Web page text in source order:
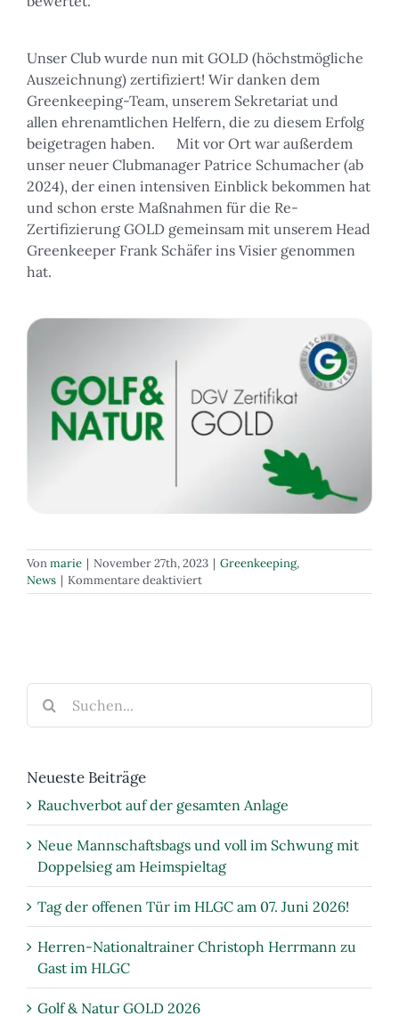
Unser Club wurde nun mit GOLD (höchstmögliche
Auszeichnung) zertifiziert! Wir danken dem
Greenkeeping-Team, unserem Sekretariat und
allen ehrenamtlichen Helfern, die zu diesem Erfolg
beigetragen haben. Mit vor Ort war außerdem
unser neuer Clubmanager Patrice Schumacher (ab
2024), der einen intensiven Einblick bekommen hat
und schon erste Maßnahmen für die Re-
Zertifizierung GOLD gemeinsam mit unserem Head
Greenkeeper Frank Schäfer ins Visier genommen
hat.
Vonmarie | November 27th, 2023 | Greenkeeping,
News | Kommentare deaktiviertfür
Unser
nach:
Neueste Beiträge
Rauchverbot auf der gesamten Anlage
Neue Mannschaftsbags und voll im Schwung mit
Doppelsieg am Heimspieltag
Tag der offenen Tür im HLGC am 07. Juni 2026!
Herren-Nationaltrainer Christoph Herrmann zu
Gast im HLGC
Golf & Natur GOLD 2026